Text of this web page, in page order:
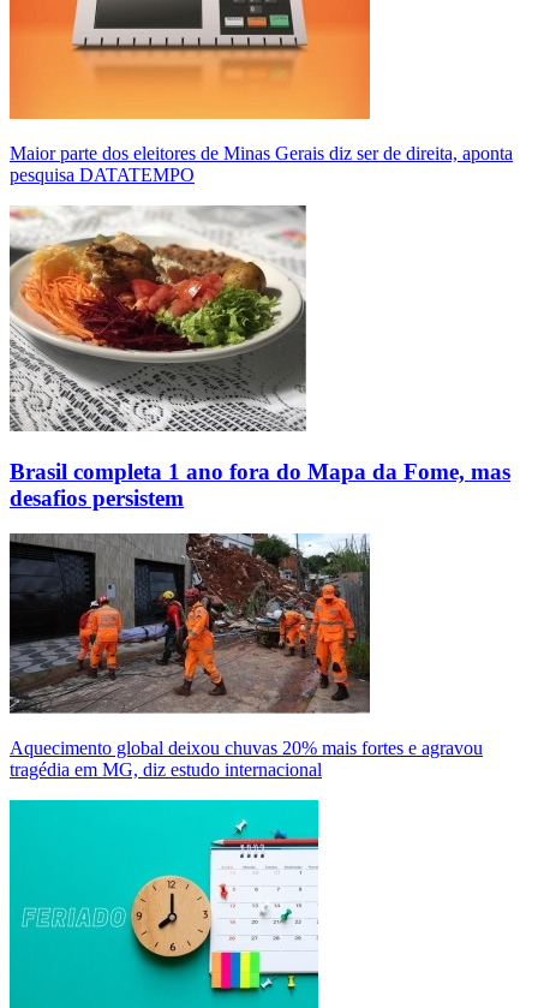
Maior parte dos eleitores de Minas Gerais diz ser de direita, aponta
pesquisa DATATEMPO
Brasil completa 1 ano fora do Mapa da Fome, mas
desafios persistem
Aquecimento global deixou chuvas 20% mais fortes e agravou
tragédia em MG, diz estudo internacional